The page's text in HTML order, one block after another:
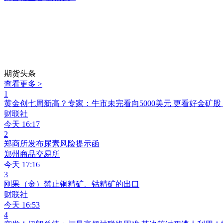
期货头条
查看更多 >
1
黄金创七周新高？专家：牛市未完看向5000美元 更看好金矿股
财联社
今天 16:17
2
郑商所发布尿素风险提示函
郑州商品交易所
今天 17:16
3
刚果（金）禁止铜精矿、钴精矿的出口
财联社
今天 16:53
4